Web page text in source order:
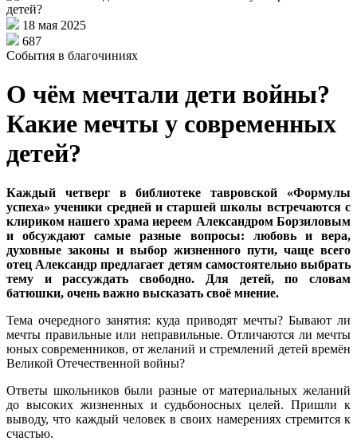
18 мая 2025
687
События в благочиниях
О чём мечтали дети войны?
Какие мечты у современных
детей?
Каждый четверг в библиотеке тавровской «Формулы
успеха» ученики средней и старшей школы встречаются с
клириком нашего храма иереем Александром Борзиловым
и обсуждают самые разные вопросы: любовь и вера,
духовные законы и выбор жизненного пути, чаще всего
отец Александр предлагает детям самостоятельно выбрать
тему и рассуждать свободно. Для детей, по словам
батюшки, очень важно высказать своё мнение.
Тема очередного занятия: куда приводят мечты? Бывают ли
мечты правильные или неправильные. Отличаются ли мечты
юных современников, от желаний и стремлений детей времён
Великой Отечественной войны?
Ответы школьников были разные от материальных желаний
до высоких жизненных и судьбоносных целей. Пришли к
выводу, что каждый человек в своих намерениях стремится к
счастью.